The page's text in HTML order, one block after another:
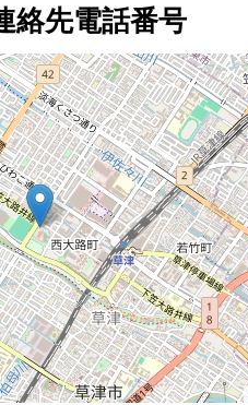
絡先電話番号